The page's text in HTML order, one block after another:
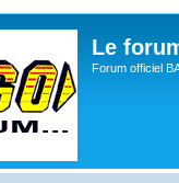
Le
Forum officiel